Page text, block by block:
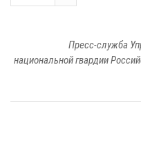
Пресс-служба
национальной гвардии